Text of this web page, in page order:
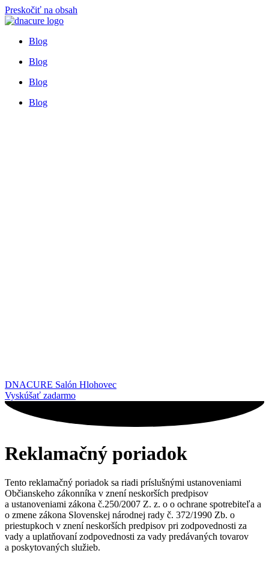
Preskočiť na obsah
Blog
Blog
Blog
Blog
DNACURE Salón Hlohovec
Vyskúšať zadarmo
Reklamačný poriadok
Tento reklamačný poriadok sa riadi príslušnými ustanoveniami
Občianskeho zákonníka v znení neskorších predpisov
a ustanoveniami zákona č.250/2007 Z. z. o o ochrane spotrebiteľa a
o zmene zákona Slovenskej národnej rady č. 372/1990 Zb. o
priestupkoch v znení neskorších predpisov pri zodpovednosti za
vady a uplatňovaní zodpovednosti za vady predávaných tovarov
a poskytovaných služieb.